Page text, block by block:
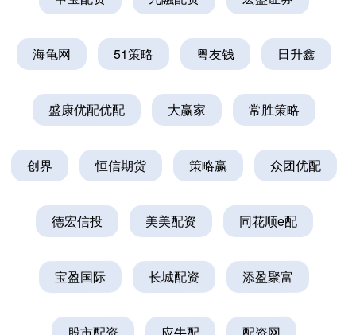
海龟网 51策略 粤友钱 日升鑫
盛康优配优配 大赢家 常胜策略
创界 恒信期货 策略赢 众团优配
德宏信投 美美配资 同花顺e配
宝盈国际 长城配资 添盈聚富